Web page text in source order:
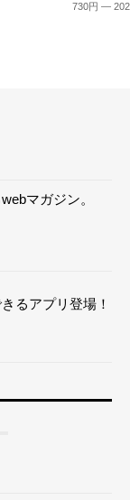
730円 —
マガジン。
るアプリ登場！